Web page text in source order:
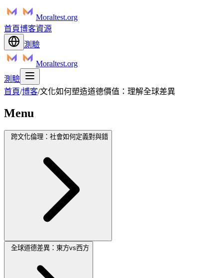
Moraltest.org
首頁博客資源
測驗
Moraltest.org
測驗
首頁/博客/文化如何塑造道德價值：理解全球差異
Menu
跨文化倫理：社會如何定義對與錯
全球道德差異：東方vs西方